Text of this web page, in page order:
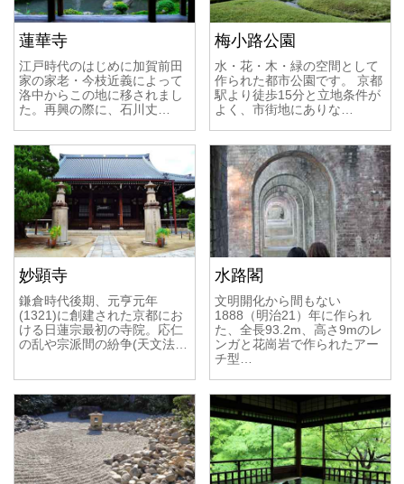
蓮華寺
江戸時代のはじめに加賀前田
家の家老・今枝近義によって
洛中からこの地に移されまし
た。再興の際に、石川丈…
梅小路公園
水・花・木・緑の空間として
作られた都市公園です。 京都
駅より徒歩15分と立地条件が
よく、市街地にありな…
妙顕寺
鎌倉時代後期、元亨元年
(1321)に創建された京都にお
ける日蓮宗最初の寺院。応仁
の乱や宗派間の紛争(天文法…
水路閣
文明開化から間もない
1888（明治21）年に作られ
た、全長93.2m、高さ9mのレ
ンガと花崗岩で作られたアー
チ型…